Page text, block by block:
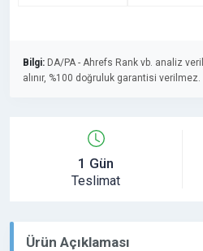
Bilgi: DA/PA - Ahrefs Rank vb. analiz
alınır, %100 doğruluk garantisi verilmez.
1 Gün
Teslimat
Ürün Açıklaması